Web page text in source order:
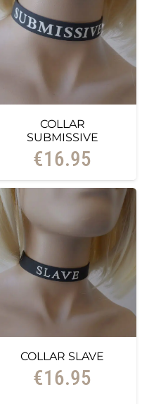
COLLAR
SUBMISSIVE
€16.95
COLLAR SLAVE
€16.95